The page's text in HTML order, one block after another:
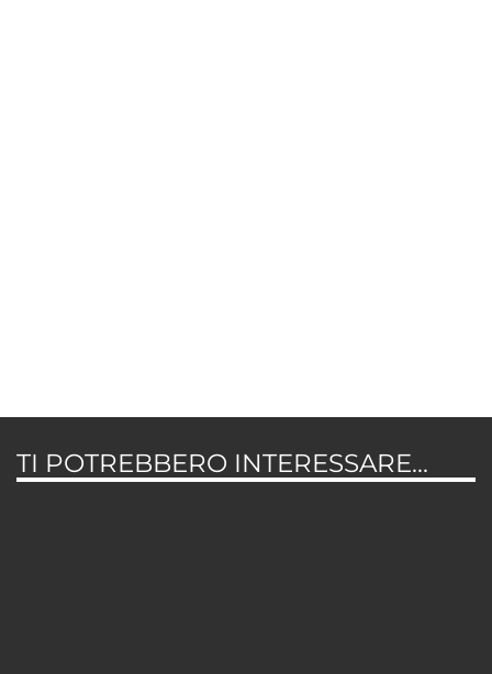
TI POTREBBERO INTERESSARE...